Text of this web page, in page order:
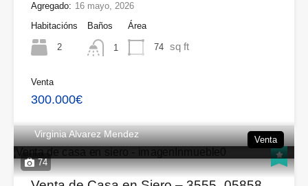
Agregado: 16 mayo, 2026
Habitacións
2
Baños
1
Área
74 sq ft
Venta
300.000€
74
Virginia Alvarez Mendez
Venta